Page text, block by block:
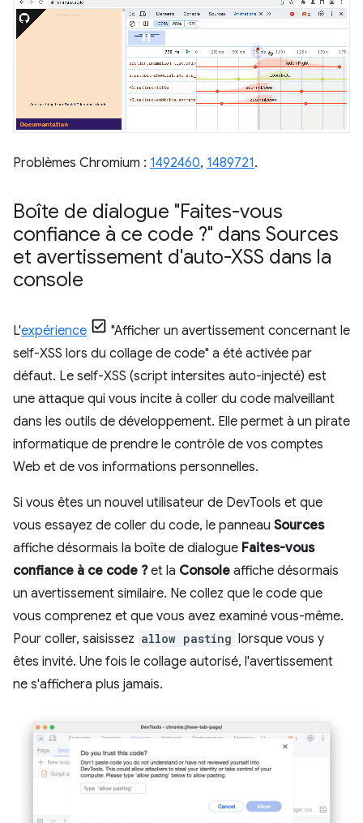
Problèmes Chromium : 1492460, 1489721.
Boîte de dialogue "Faites-vous
confiance à ce code ?" dans Sources
et avertissement d'auto-XSS dans la
console
L'expérience
"Afficher un avertissement concernant le
self-XSS lors du collage de code" a été activée par
défaut. Le self-XSS (script intersites auto-injecté) est
une attaque qui vous incite à coller du code malveillant
dans les outils de développement. Elle permet à un pirate
informatique de prendre le contrôle de vos comptes
Web et de vos informations personnelles.
Si vous êtes un nouvel utilisateur de DevTools et que
vous essayez de coller du code, le panneau Sources
affiche désormais la boîte de dialogue Faites-vous
confiance à ce code ?et la Console affiche désormais
un avertissement similaire. Ne collez que le code que
vous comprenez et que vous avez examiné vous-même.
Pour coller, saisissez allow pasting lorsque vous y
êtes invité. Une fois le collage autorisé, l'avertissement
ne s'affichera plus jamais.